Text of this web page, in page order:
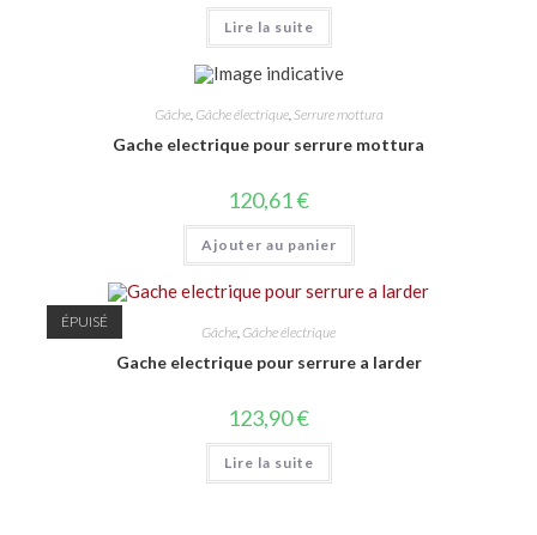
Lire la suite
Gâche, Gâche électrique, Serrure mottura
Gache electrique pour serrure mottura
120,61€
Ajouter au panier
ÉPUISÉ
Gâche Gâche électrique
Gache electrique pour serrure a larder
123,90€
Lire la suite